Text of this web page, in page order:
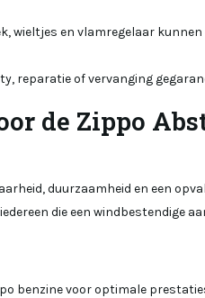
wieltjes en vlamregelaar
reparatie of vervanging
de Zippo
duurzaamheid en een
die een windbestendige
benzine voor optimale